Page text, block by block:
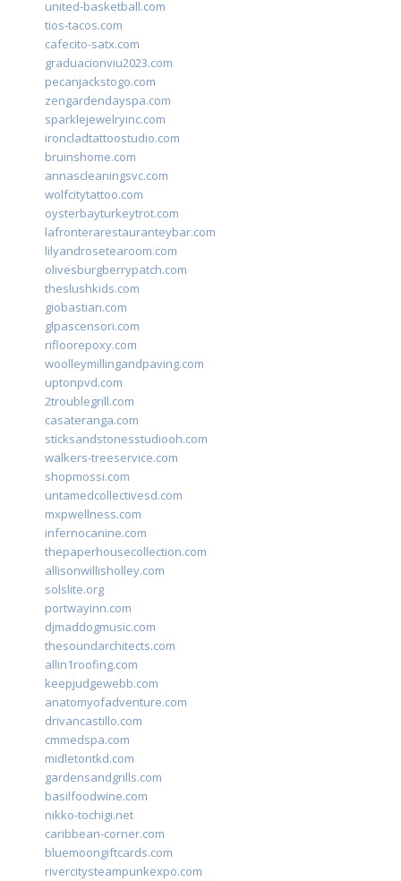
united-basketball.com
tios-tacos.com
cafecito-satx.com
graduacionviu2023.com
pecanjackstogo.com
zengardendayspa.com
sparklejewelryinc.com
ironcladtattoostudio.com
bruinshome.com
annascleaningsvc.com
wolfcitytattoo.com
oysterbayturkeytrot.com
lafronterarestauranteybar.com
lilyandrosetearoom.com
olivesburgberrypatch.com
theslushkids.com
giobastian.com
glpascensori.com
rifloorepoxy.com
woolleymillingandpaving.com
uptonpvd.com
2troublegrill.com
casateranga.com
sticksandstonesstudiooh.com
walkers-treeservice.com
shopmossi.com
untamedcollectivesd.com
mxpwellness.com
infernocanine.com
thepaperhousecollection.com
allisonwillisholley.com
solslite.org
portwayinn.com
djmaddogmusic.com
thesoundarchitects.com
allin1roofing.com
keepjudgewebb.com
anatomyofadventure.com
drivancastillo.com
cmmedspa.com
midletontkd.com
gardensandgrills.com
basilfoodwine.com
nikko-tochigi.net
caribbean-corner.com
bluemoongiftcards.com
rivercitysteampunkexpo.com